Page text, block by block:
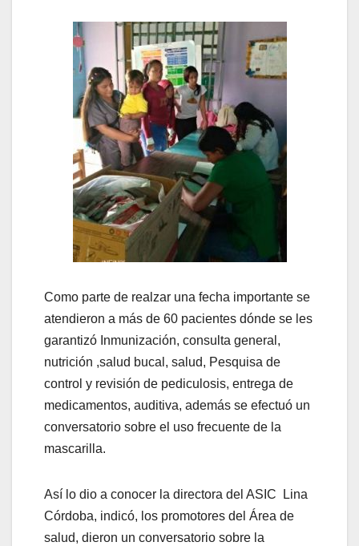
Como parte de realzar una fecha importante se
atendieron a más de 60 pacientes dónde se les
garantizó Inmunización, consulta general,
nutrición ,salud bucal, salud, Pesquisa de
control y revisión de pediculosis, entrega de
medicamentos, auditiva, además se efectuó un
conversatorio sobre el uso frecuente de la
mascarilla.
Así lo dio a conocer la directora del ASIC Lina
Córdoba, indicó, los promotores del Área de
salud, dieron un conversatorio sobre la